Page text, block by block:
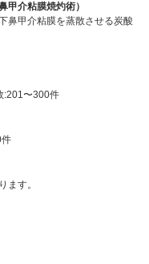
甲介粘膜焼灼術）
鼻甲介粘膜を蒸散させる炭酸
:201〜300件
ます。